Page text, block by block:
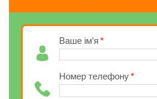
Ваше ім’я
Номер телефону